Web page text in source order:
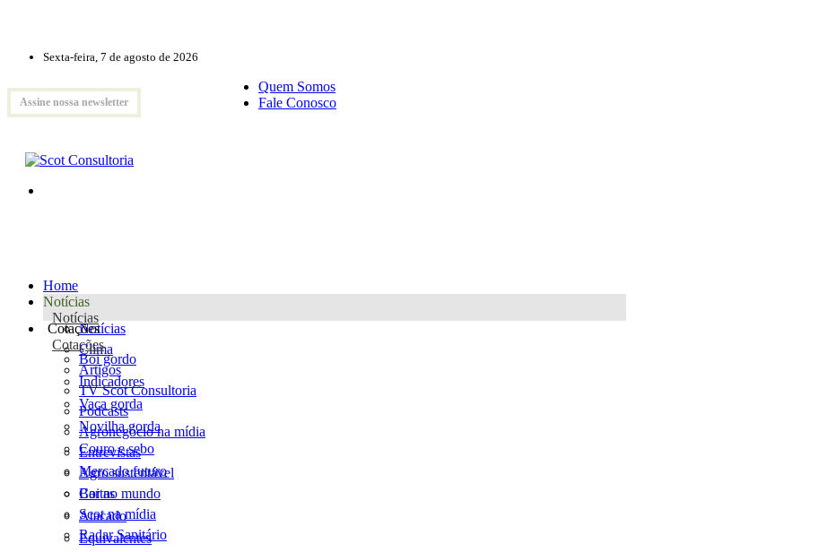
Sexta-feira, 7 de agosto de 2026
Assine nossa newsletter
Quem Somos
Fale Conosco
Home
Notícias
Notícias
Notícias
Clima
Artigos
TV Scot Consultoria
Podcasts
Agronegócio na mídia
Entrevistas
Agro sustentável
Cartas
Scot na mídia
Radar Sanitário
Cotações
Cotações
Boi gordo
Indicadores
Vaca gorda
Novilha gorda
Couro e sebo
Mercado futuro
Boi no mundo
Atacado
Equivalentes